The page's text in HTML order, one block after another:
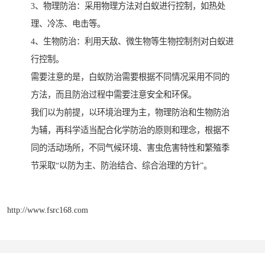
3、物理防治：采用物理方法对白蚁进行控制，如热处
理、冷冻、电击等。
4、生物防治：利用天敌、微生物等生物控制剂对白蚁进
行控制。
需要注意的是，白蚁防治需要根据不同情况采用不同的
方法，而且防治过程中需要注意安全和环保。
我们以为前提，以环境治理为主，物理防治和生物防治
为辅，再科学适当配合化学防治的原则和理念，根据不
同的活动场所，不同气候环境、害虫危害特性和繁殖季
节采取“以防为主、防治结合、综合治理的方针”。
http://www.fsrc168.com